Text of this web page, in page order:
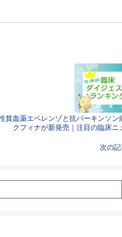
貧血薬エベレンゾと抗パーキンソン
クフィナが新発売｜注目の臨床ニ
次の